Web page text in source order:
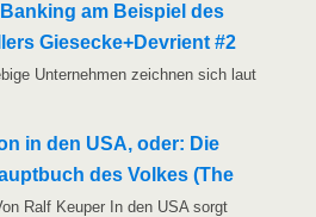
am Bei­spiel des
Giesecke+Devrient #2
Unter­neh­men zeich­nen sich laut
in den USA, oder: Die
des Vol­kes (The
Ralf Keu­per In den USA sorgt